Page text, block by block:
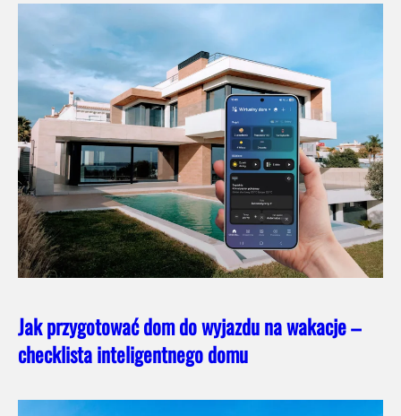
Jak przygotować dom do wyjazdu na wakacje –
checklista inteligentnego domu